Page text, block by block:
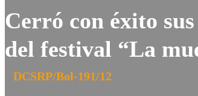
Cerró con éxito
del festival “La
DCSRP/Bol-191/12